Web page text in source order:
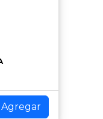
Agregar